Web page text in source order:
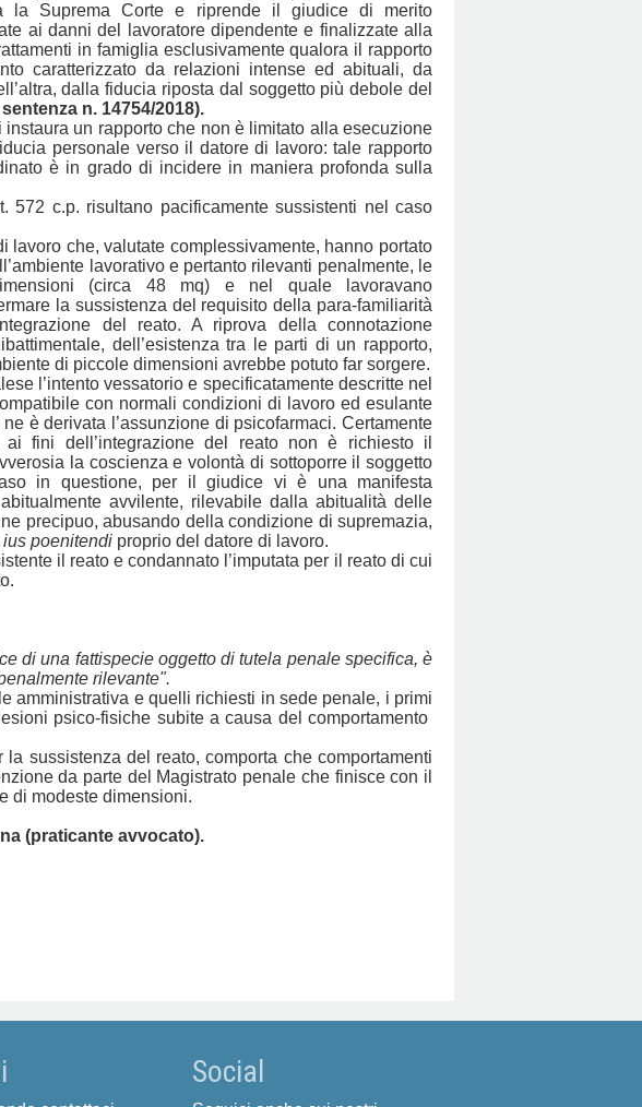
la Suprema Corte e riprende il giudice di merito
ai danni del lavoratore dipendente e finalizzate alla
in famiglia esclusivamente qualora il rapporto
caratterizzato da relazioni intense ed abituali, da
dalla fiducia riposta dal soggetto più debole del
n. 14754/2018).
un rapporto che non è limitato alla esecuzione
personale verso il datore di lavoro: tale rapporto
è in grado di incidere in maniera profonda sulla
572 c.p. risultano pacificamente sussistenti nel caso
che, valutate complessivamente, hanno portato
lavorativo e pertanto rilevanti penalmente, le
(circa 48 mq) e nel quale lavoravano
la sussistenza del requisito della para-familiarità
del reato. A riprova della connotazione
dell’esistenza tra le parti di un rapporto,
di piccole dimensioni avrebbe potuto far sorgere.
l’intento vessatorio e specificatamente descritte nel
con normali condizioni di lavoro ed esulante
è derivata l’assunzione di psicofarmaci. Certamente
fini dell’integrazione del reato non è richiesto il
la coscienza e volontà di sottoporre il soggetto
in questione, per il giudice vi è una manifesta
avvilente, rilevabile dalla abitualità delle
precipuo, abusando della condizione di supremazia,
ius poenitendi proprio del datore di lavoro.
il reato e condannato l’imputata per il reato di cui
di una fattispecie oggetto di tutela penale specifica, è
rilevante".
amministrativa e quelli richiesti in sede penale, i primi
psico-fisiche subite a causa del comportamento
sussistenza del reato, comporta che comportamenti
da parte del Magistrato penale che finisce con il
di modeste dimensioni.
(praticante avvocato).
Social